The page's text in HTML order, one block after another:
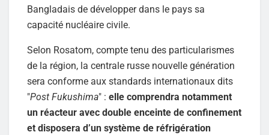
Bangladais de développer dans le pays sa
capacité nucléaire civile.
Selon Rosatom, compte tenu des particularismes
de la région, la centrale russe nouvelle génération
sera conforme aux standards internationaux dits
"Post Fukushima" : elle comprendra notamment
un réacteur avec double enceinte de confinement
et disposera d’un système de réfrigération